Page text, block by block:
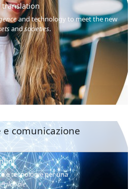
and technology to meet the new
andsocieties.
comunicazione
e tecnologie per una
globale.